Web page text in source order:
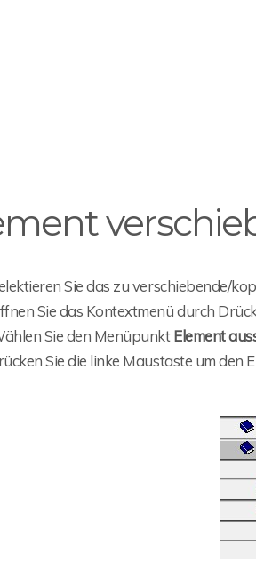
Sie das zu verschiebende/
Sie das Kontextmenü durch
Sie den MenüpunktElement
Sie die linke Maustaste um den